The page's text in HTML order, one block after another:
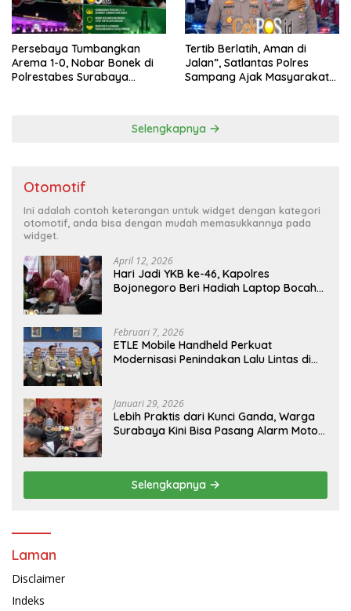
Persebaya Tumbangkan
Arema 1-0, Nobar Bonek di
Polrestabes Surabaya
Tertib Berlatih, Aman di
Jalan”, Satlantas Polres
Sampang Ajak Masyarakat
Selengkapnya
Otomotif
Ini adalah contoh keterangan untuk widget dengan kategori
otomotif, anda bisa dengan mudah memasukkannya pada
widget.
April 12, 2026
Hari Jadi YKB ke-46, Kapolres
Bojonegoro Beri Hadiah Laptop Bocah
Februari 7, 2026
ETLE Mobile Handheld Perkuat
Modernisasi Penindakan Lalu Lintas di
Januari 29, 2026
Lebih Praktis dari Kunci Ganda, Warga
Surabaya Kini Bisa Pasang Alarm Motor
Selengkapnya
Laman
Disclaimer
Indeks